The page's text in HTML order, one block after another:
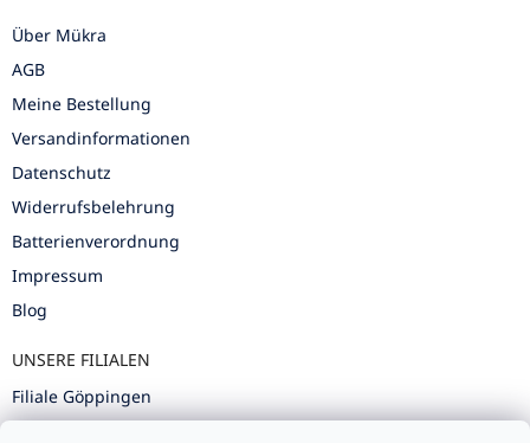
Über Mükra
AGB
Meine Bestellung
Versandinformationen
Datenschutz
Widerrufsbelehrung
Batterienverordnung
Impressum
Blog
UNSERE FILIALEN
Filiale Göppingen